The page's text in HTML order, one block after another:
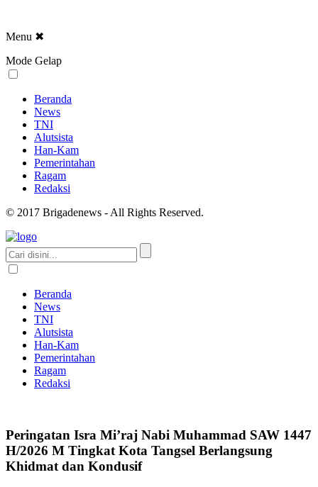
Menu ✖
Mode Gelap
Beranda
News
TNI
Alutsista
Han-Kam
Pemerintahan
Ragam
Redaksi
© 2017 Brigadenews - All Rights Reserved.
Beranda
News
TNI
Alutsista
Han-Kam
Pemerintahan
Ragam
Redaksi
Peringatan Isra Mi’raj Nabi Muhammad SAW 1447
H/2026 M Tingkat Kota Tangsel Berlangsung
Khidmat dan Kondusif